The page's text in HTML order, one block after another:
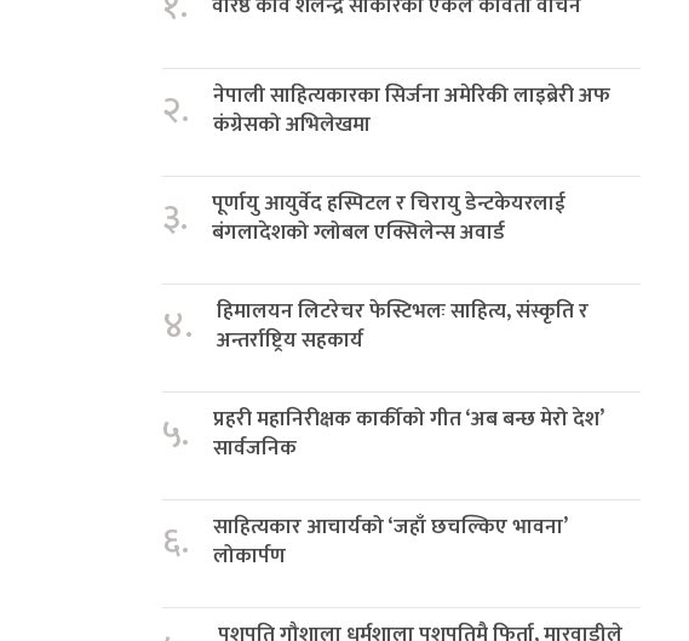
२.
नेपाली साहित्यकारका सिर्जना अमेरिकी लाइब्रेरी अफ
कंग्रेसको अभिलेखमा
३.
पूर्णायु आयुर्वेद हस्पिटल र चिरायु डेन्टकेयरलाई
बंगलादेशको ग्लोबल एक्सिलेन्स अवार्ड
४.
हिमालयन लिटरेचर फेस्टिभलः साहित्य, संस्कृति र
अन्तर्राष्ट्रिय सहकार्य
५.
प्रहरी महानिरीक्षक कार्कीको गीत ‘अब बन्छ मेरो देश’
सार्वजनिक
६.
साहित्यकार आचार्यको ‘जहाँ छचल्किए भावना’
लोकार्पण